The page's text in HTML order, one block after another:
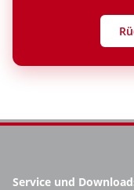
Service und